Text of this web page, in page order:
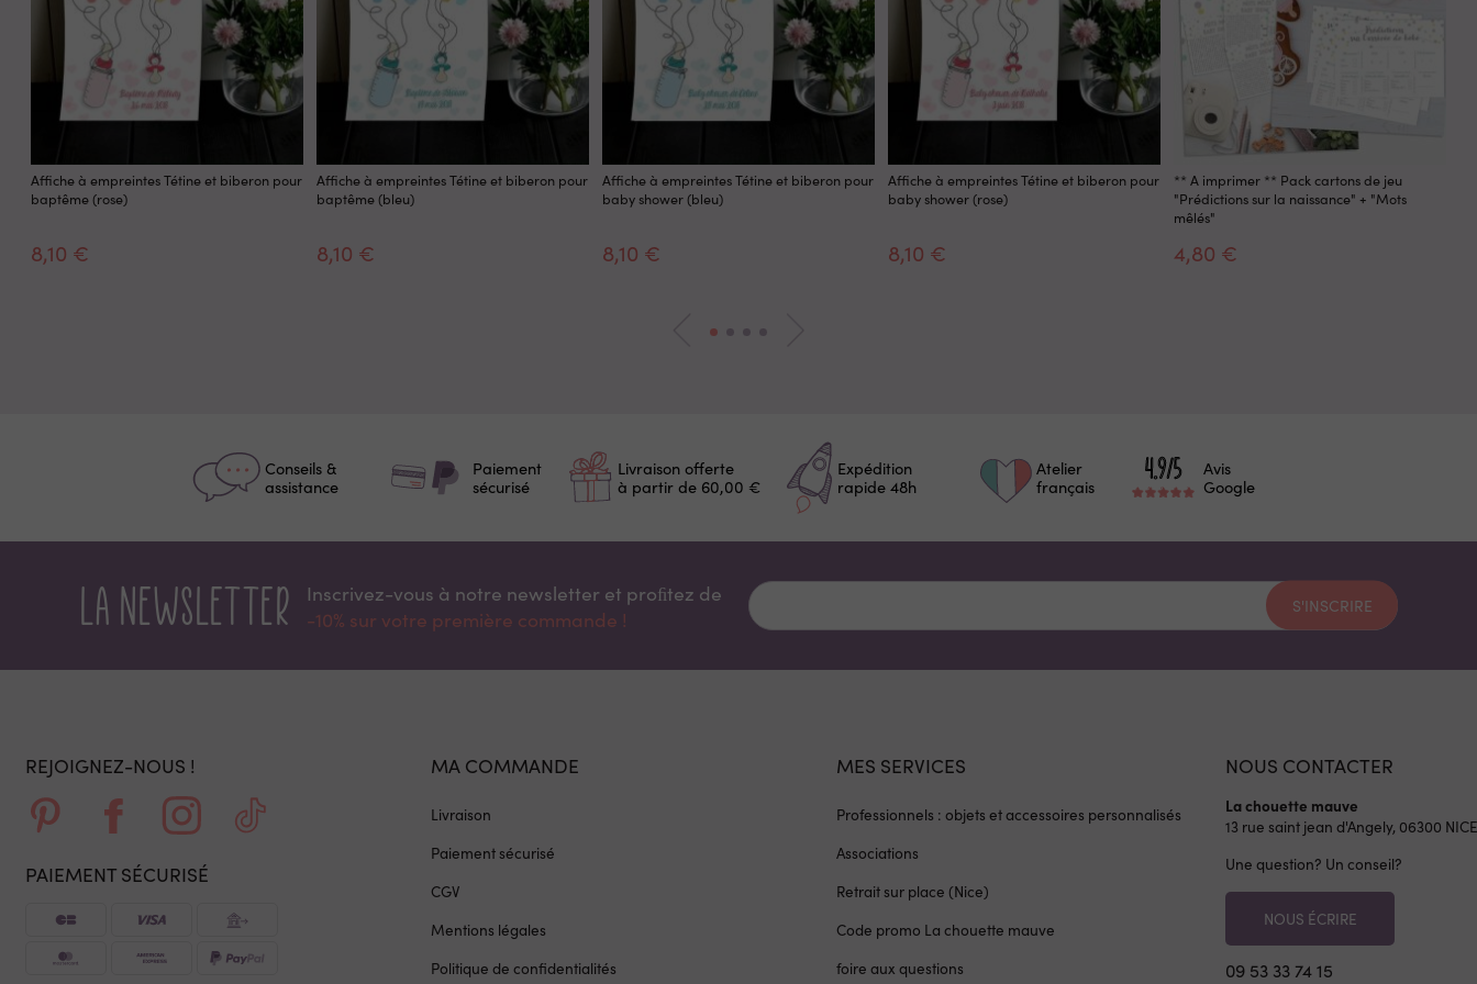
Affiche à empreintes Tétine et biberon pour
baptême (rose)
8,10 €
Affiche à empreintes Tétine et biberon pour
baptême (bleu)
8,10 €
Affiche à empreintes Tétine et biberon pour
baby shower (bleu)
8,10 €
Affiche à empreintes Tétine et biberon pour
baby shower (rose)
8,10 €
** A imprimer ** Pack cartons de jeu
"Prédictions sur la naissance" + "Mots
mêlés"
4,80 €
Conseils &
assistance
Paiement
sécurisé
Livraison offerte
à partir de 60,00 €
Expédition
rapide 48h
Atelier
français
Avis
Google
La newsletter
Inscrivez-vous à notre newsletter et proﬁtez de
-10% sur votre première commande !
S'INSCRIRE
REJOIGNEZ-NOUS !
PAIEMENT SÉCURISÉ
MA COMMANDE
Livraison
Paiement sécurisé
CGV
Mentions légales
Politique de confidentialités
MES SERVICES
Professionnels : objets et accessoires personnalisés
Associations
Retrait sur place (Nice)
Code promo La chouette mauve
foire aux questions
NOUS CONTACTER
La chouette mauve
13 rue saint jean d'Angely, 06300 NICE
Une question? Un conseil?
NOUS ÉCRIRE
09 53 33 74 15